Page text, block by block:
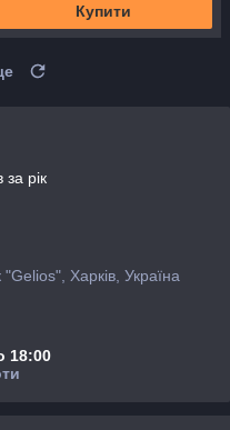
Купити
за рік
Харків, Україна
18:00